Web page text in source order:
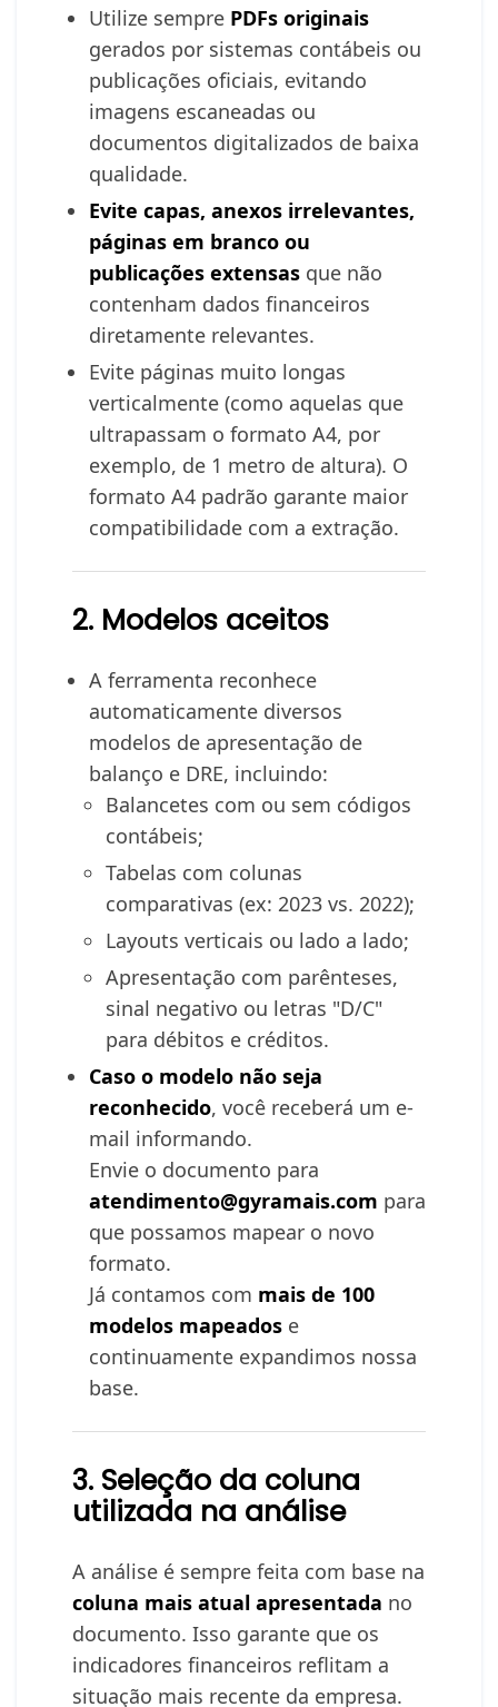
Utilize sempre PDFs originais
gerados por sistemas contábeis ou
publicações oficiais, evitando
imagens escaneadas ou
documentos digitalizados de baixa
qualidade.
Evite capas, anexos irrelevantes,
páginas em branco ou
publicações extensas que não
contenham dados financeiros
diretamente relevantes.
Evite páginas muito longas
verticalmente (como aquelas que
ultrapassam o formato A4, por
exemplo, de 1 metro de altura). O
formato A4 padrão garante maior
compatibilidade com a extração.
2. Modelos aceitos
A ferramenta reconhece
automaticamente diversos
modelos de apresentação de
balanço e DRE, incluindo:
Balancetes com ou sem códigos
contábeis;
Tabelas com colunas
comparativas (ex: 2023 vs. 2022);
Layouts verticais ou lado a lado;
Apresentação com parênteses,
sinal negativo ou letras "D/C"
para débitos e créditos.
Caso o modelo não seja
reconhecido, você receberá um e-
mail informando.
Envie o documento para
atendimento@gyramais.com para
que possamos mapear o novo
formato.
Já contamos com mais de 100
modelos mapeados e
continuamente expandimos nossa
base.
3. Seleção da coluna
utilizada na análise
A análise é sempre feita com base na
coluna mais atual apresentada no
documento. Isso garante que os
indicadores financeiros reflitam a
situação mais recente da empresa.